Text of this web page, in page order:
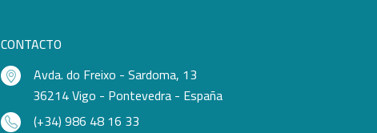
CONTACTO
Avda. do Freixo - Sardoma, 13
36214 Vigo - Pontevedra - España
(+34) 986 48 16 33